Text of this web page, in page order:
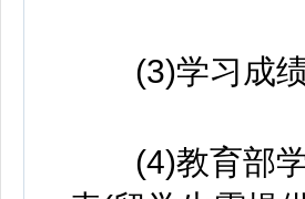
(3)学习成绩
(4)教育部学